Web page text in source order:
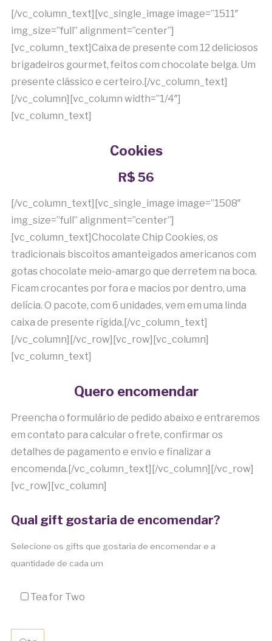
[/vc_column_text][vc_single_image image=”1511″
img_size=”full” alignment=”center”]
[vc_column_text]Caixa de presente com 12 deliciosos
brigadeiros gourmet, feitos com chocolate belga. Um
presente clássico e certeiro.[/vc_column_text]
[/vc_column][vc_column width=”1/4″]
[vc_column_text]
Cookies
R$ 56
[/vc_column_text][vc_single_image image=”1508″
img_size=”full” alignment=”center”]
[vc_column_text]Chocolate Chip Cookies, os
tradicionais biscoitos amanteigados americanos com
gotas chocolate meio-amargo que derretem na boca.
Ficam crocantes por fora e macios por dentro, uma
delícia. O pacote, com 6 unidades, vem em uma linda
caixa de presente rígida.[/vc_column_text]
[/vc_column][/vc_row][vc_row][vc_column]
[vc_column_text]
Quero encomendar
Preencha o formulário de pedido abaixo e entraremos
em contato para calcular o frete, confirmar os
detalhes de pagamento e envio e finalizar a
encomenda.[/vc_column_text][/vc_column][/vc_row]
[vc_row][vc_column]
Qual gift gostaria de encomendar?
Selecione os gifts que gostaria de encomendar e a
quantidade de cada um
Tea for Two